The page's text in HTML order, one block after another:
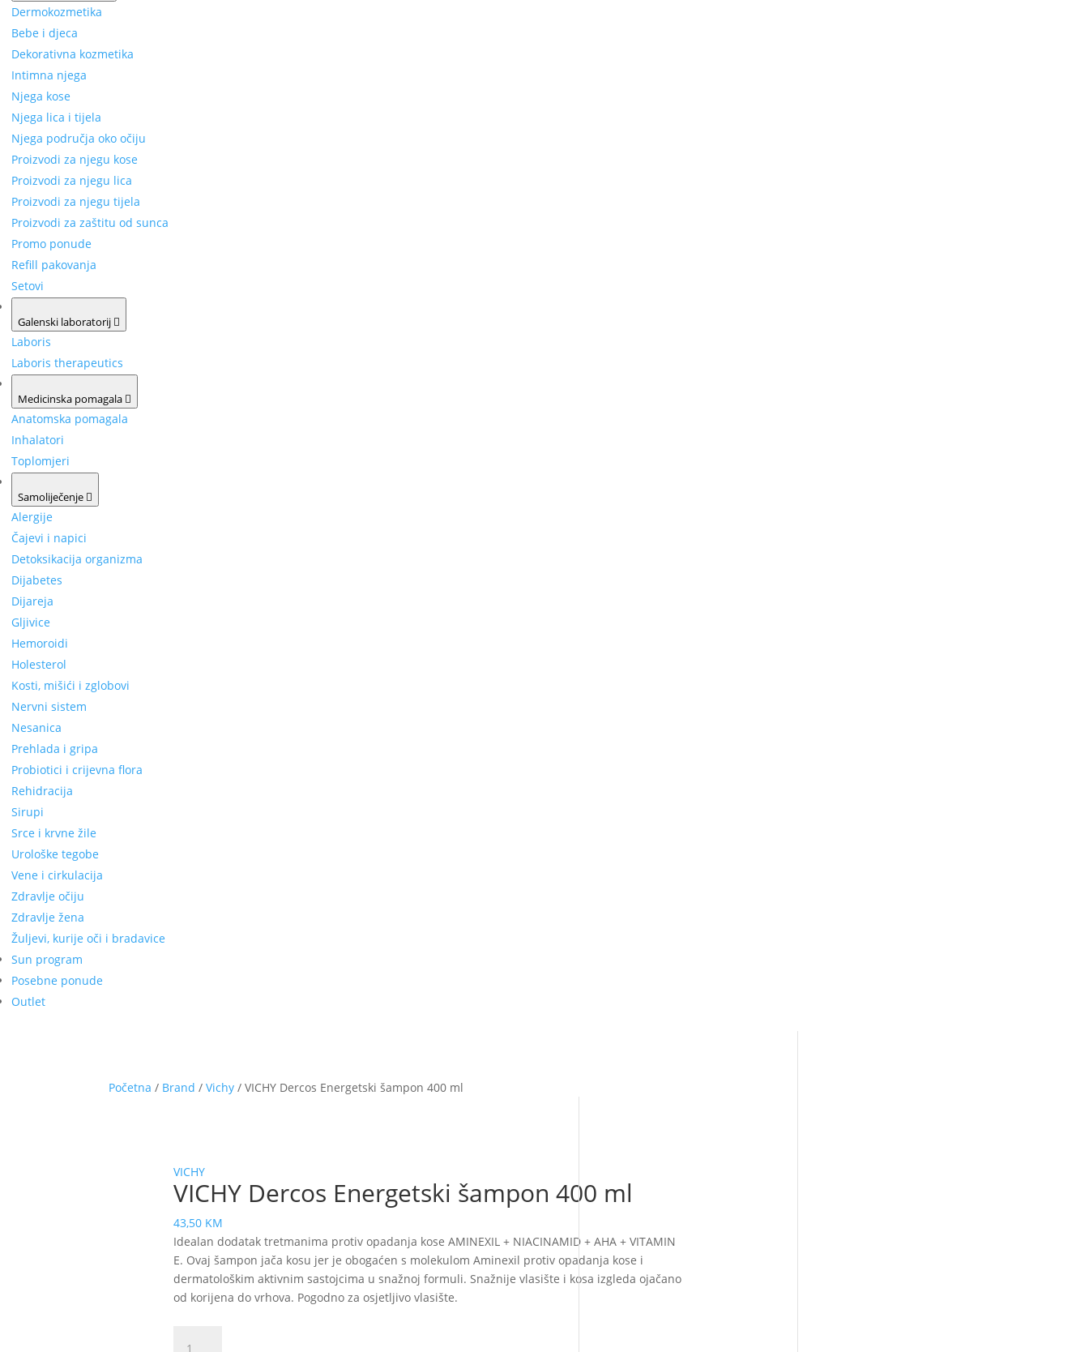
Dermokozmetika
Bebe i djeca
Dekorativna kozmetika
Intimna njega
Njega kose
Njega lica i tijela
Njega područja oko očiju
Proizvodi za njegu kose
Proizvodi za njegu lica
Proizvodi za njegu tijela
Proizvodi za zaštitu od sunca
Promo ponude
Refill pakovanja
Setovi
Galenski laboratorij
Laboris
Laboris therapeutics
Medicinska pomagala
Anatomska pomagala
Inhalatori
Toplomjeri
Samoliječenje
Alergije
Čajevi i napici
Detoksikacija organizma
Dijabetes
Dijareja
Gljivice
Hemoroidi
Holesterol
Kosti, mišići i zglobovi
Nervni sistem
Nesanica
Prehlada i gripa
Probiotici i crijevna flora
Rehidracija
Sirupi
Srce i krvne žile
Urološke tegobe
Vene i cirkulacija
Zdravlje očiju
Zdravlje žena
Žuljevi, kurije oči i bradavice
Sun program
Posebne ponude
Outlet
Početna / Brand /Vichy / VICHY Dercos Energetski šampon 400 ml
VICHY
VICHY Dercos Energetski šampon 400 ml
43,50 KM
Idealan dodatak tretmanima protiv opadanja kose AMINEXIL + NIACINAMID + AHA + VITAMIN
E. Ovaj šampon jača kosu jer je obogaćen s molekulom Aminexil protiv opadanja kose i
dermatološkim aktivnim sastojcima u snažnoj formuli. Snažnije vlasište i kosa izgleda ojačano
od korijena do vrhova. Pogodno za osjetljivo vlasište.